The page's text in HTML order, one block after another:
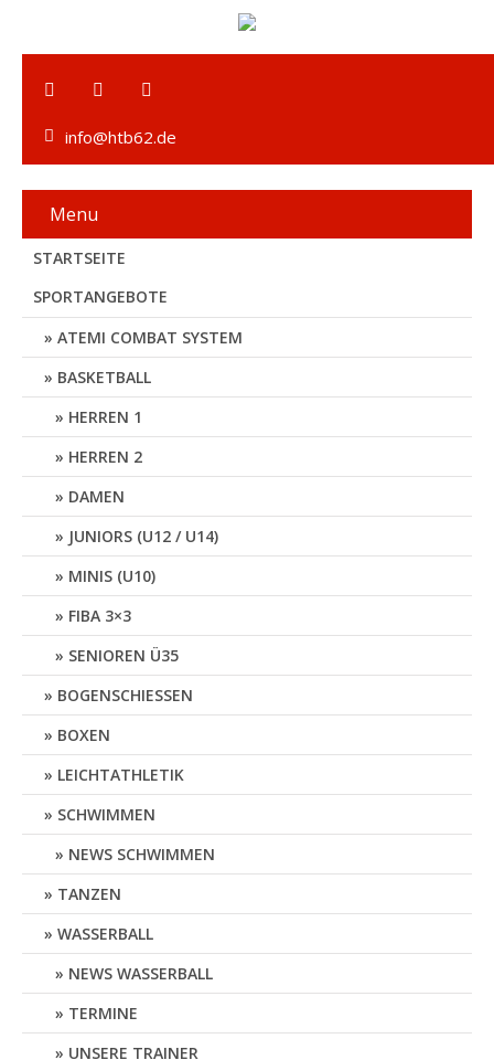
info@htb62.de
Menu
STARTSEITE
SPORTANGEBOTE
ATEMI COMBAT SYSTEM
BASKETBALL
HERREN 1
HERREN 2
DAMEN
JUNIORS (U12 / U14)
MINIS (U10)
FIBA 3×3
SENIOREN Ü35
BOGENSCHIESSEN
BOXEN
LEICHTATHLETIK
SCHWIMMEN
NEWS SCHWIMMEN
TANZEN
WASSERBALL
NEWS WASSERBALL
TERMINE
UNSERE TRAINER